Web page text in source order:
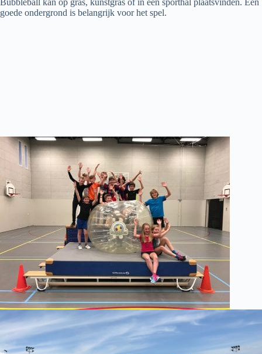
Bubbleball kan op gras, kunstgras of in een sporthal plaatsvinden. Een
goede ondergrond is belangrijk voor het spel.